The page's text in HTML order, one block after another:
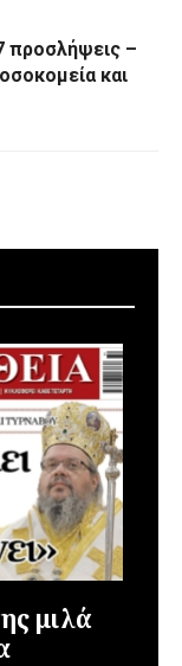
προσλήψεις –
και
μιλά